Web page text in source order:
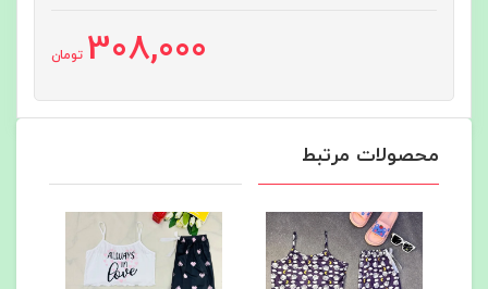
308,000 تومان
محصولات مرتبط